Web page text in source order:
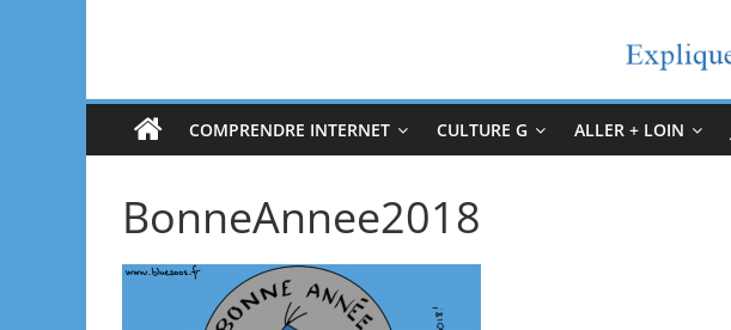
COMPRENDRE INTERNET CULTURE G ALLER + LOIN
BonneAnnee2018